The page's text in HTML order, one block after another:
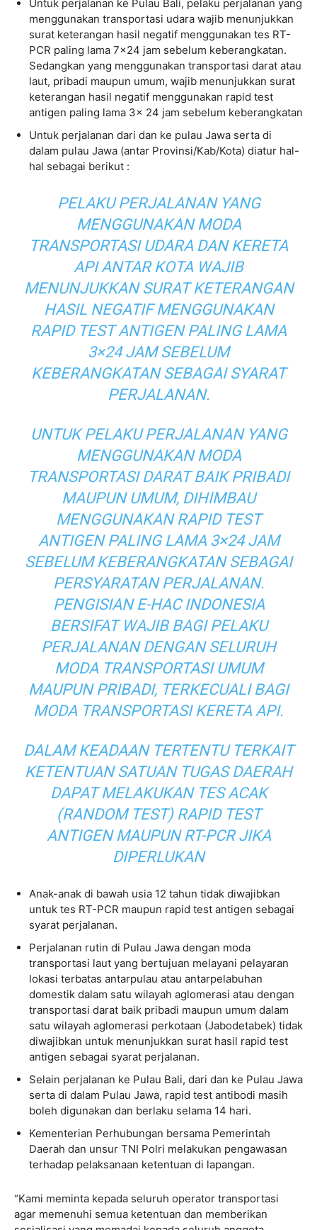
Untuk perjalanan ke Pulau Bali, pelaku perjalanan yang
menggunakan transportasi udara wajib menunjukkan
surat keterangan hasil negatif menggunakan tes RT-
PCR paling lama 7×24 jam sebelum keberangkatan.
Sedangkan yang menggunakan transportasi darat atau
laut, pribadi maupun umum, wajib menunjukkan surat
keterangan hasil negatif menggunakan rapid test
antigen paling lama 3x 24 jam sebelum keberangkatan
Untuk perjalanan dari dan ke pulau Jawa serta di
dalam pulau Jawa (antar Provinsi/Kab/Kota) diatur hal-
hal sebagai berikut :
PELAKU PERJALANAN YANG
MENGGUNAKAN MODA
TRANSPORTASI UDARA DAN KERETA
API ANTAR KOTA WAJIB
MENUNJUKKAN SURAT KETERANGAN
HASIL NEGATIF MENGGUNAKAN
RAPID TEST ANTIGEN PALING LAMA
3×24 JAM SEBELUM
KEBERANGKATAN SEBAGAI SYARAT
PERJALANAN.
UNTUK PELAKU PERJALANAN YANG
MENGGUNAKAN MODA
TRANSPORTASI DARAT BAIK PRIBADI
MAUPUN UMUM, DIHIMBAU
MENGGUNAKAN RAPID TEST
ANTIGEN PALING LAMA 3×24 JAM
SEBELUM KEBERANGKATAN SEBAGAI
PERSYARATAN PERJALANAN.
PENGISIAN E-HAC INDONESIA
BERSIFAT WAJIB BAGI PELAKU
PERJALANAN DENGAN SELURUH
MODA TRANSPORTASI UMUM
MAUPUN PRIBADI, TERKECUALI BAGI
MODA TRANSPORTASI KERETA API.
DALAM KEADAAN TERTENTU TERKAIT
KETENTUAN SATUAN TUGAS DAERAH
DAPAT MELAKUKAN TES ACAK
(RANDOM TEST) RAPID TEST
ANTIGEN MAUPUN RT-PCR JIKA
DIPERLUKAN
Anak-anak di bawah usia 12 tahun tidak diwajibkan
untuk tes RT-PCR maupun rapid test antigen sebagai
syarat perjalanan.
Perjalanan rutin di Pulau Jawa dengan moda
transportasi laut yang bertujuan melayani pelayaran
lokasi terbatas antarpulau atau antarpelabuhan
domestik dalam satu wilayah aglomerasi atau dengan
transportasi darat baik pribadi maupun umum dalam
satu wilayah aglomerasi perkotaan (Jabodetabek) tidak
diwajibkan untuk menunjukkan surat hasil rapid test
antigen sebagai syarat perjalanan.
Selain perjalanan ke Pulau Bali, dari dan ke Pulau Jawa
serta di dalam Pulau Jawa, rapid test antibodi masih
boleh digunakan dan berlaku selama 14 hari.
Kementerian Perhubungan bersama Pemerintah
Daerah dan unsur TNI Polri melakukan pengawasan
terhadap pelaksanaan ketentuan di lapangan.
“Kami meminta kepada seluruh operator transportasi
agar memenuhi semua ketentuan dan memberikan